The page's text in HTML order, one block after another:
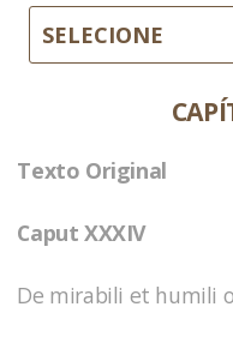
SELECIONE
Texto Original
Caput XXXIV
De mirabili et humili